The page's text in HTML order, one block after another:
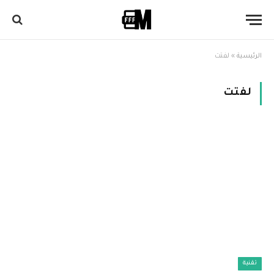
الرئيسية » لفتت
لفتت
تقنية